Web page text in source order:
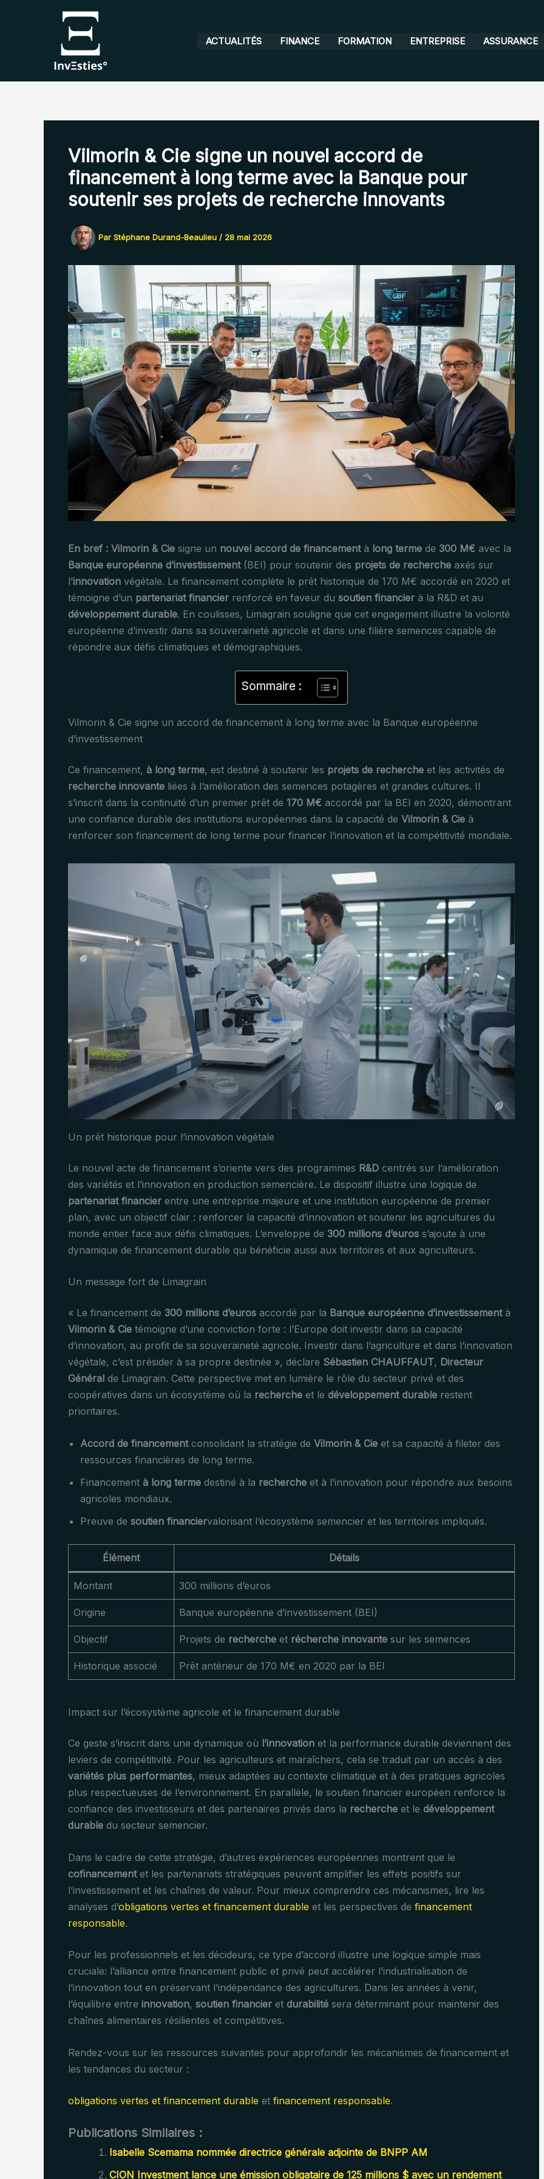
ACTUALITÉS FINANCE FORMATION ENTREPRISE ASSURANCE
Vilmorin & Cie signe un nouvel accord de
financement à long terme avec la Banque pour
soutenir ses projets de recherche innovants
Par Stéphane Durand-Beaulieu / 28 mai 2026
En bref : Vilmorin & Cie signe un nouvel accord de financementà long terme de 300 M€ avec la
Banque européenne d’investissement(BEI) pour soutenir des projets de recherche axés sur
l’innovation végétale. Le financement complète le prêt historique de 170 M€ accordé en 2020 et
témoigne d’un partenariat financier renforcé en faveur du soutien financier à la R&D et au
développement durable. En coulisses, Limagrain souligne que cet engagement illustre la volonté
européenne d’investir dans sa souveraineté agricole et dans une filière semences capable de
répondre aux défis climatiques et démographiques.
Sommaire :
Vilmorin & Cie signe un accord de financement à long terme avec la Banque européenne
d’investissement
Ce financement, à long terme, est destiné à soutenir les projets de recherche et les activités de
recherche innovante liées à l’amélioration des semences potagères et grandes cultures. Il
s’inscrit dans la continuité d’un premier prêt de 170 M€ accordé par la BEI en 2020, démontrant
une confiance durable des institutions européennes dans la capacité de Vilmorin & Cie à
renforcer son financement de long terme pour financer l’innovation et la compétitivité mondiale.
Un prêt historique pour l’innovation végétale
Le nouvel acte de financement s’oriente vers des programmes R&D centrés sur l’amélioration
des variétés et l’innovation en production semencière. Le dispositif illustre une logique de
partenariat financier entre une entreprise majeure et une institution européenne de premier
plan, avec un objectif clair : renforcer la capacité d’innovation et soutenir les agricultures du
monde entier face aux défis climatiques. L’enveloppe de 300 millions d’euros s’ajoute à une
dynamique de financement durable qui bénéficie aussi aux territoires et aux agriculteurs.
Un message fort de Limagrain
« Le financement de 300 millions d’euros accordé par la Banque européenne d’investissementà
Vilmorin & Cie témoigne d’une conviction forte : l’Europe doit investir dans sa capacité
d’innovation, au profit de sa souveraineté agricole. Investir dans l’agriculture et dans l’innovation
végétale, c’est présider à sa propre destinée », déclare Sébastien CHAUFFAUT, Directeur
Général de Limagrain. Cette perspective met en lumière le rôle du secteur privé et des
coopératives dans un écosystème où la recherche et le développement durable restent
prioritaires.
Accord de financementconsolidant la stratégie de Vilmorin & Cie et sa capacité à fileter des
ressources financières de long terme.
Financement à long terme destiné à la recherche et à l’innovation pour répondre aux besoins
agricoles mondiaux.
Preuve de soutien financiervalorisant l’écosystème semencier et les territoires impliqués.
Élément Détails
Montant 300 millions d’euros
Origine Banque européenne d’investissement (BEI)
Objectif Projets de recherche et récherche innovante sur les semences
Historique associé Prêt antérieur de 170 M€ en 2020 par la BEI
Impact sur l’écosystème agricole et le financement durable
Ce geste s’inscrit dans une dynamique où l’innovation et la performance durable deviennent des
leviers de compétitivité. Pour les agriculteurs et maraîchers, cela se traduit par un accès à des
variétés plus performantes, mieux adaptées au contexte climatique et à des pratiques agricoles
plus respectueuses de l’environnement. En parallèle, le soutien financier européen renforce la
confiance des investisseurs et des partenaires privés dans la recherche et le développement
durable du secteur semencier.
Dans le cadre de cette stratégie, d’autres expériences européennes montrent que le
cofinancementet les partenariats stratégiques peuvent amplifier les effets positifs sur
l’investissement et les chaînes de valeur. Pour mieux comprendre ces mécanismes, lire les
analyses d’obligations vertes et financement durable et les perspectives de financement
responsable.
Pour les professionnels et les décideurs, ce type d’accord illustre une logique simple mais
cruciale: l’alliance entre financement public et privé peut accélérer l’industrialisation de
l’innovation tout en préservant l’indépendance des agricultures. Dans les années à venir,
l’équilibre entre innovation, soutien financier et durabilité sera déterminant pour maintenir des
chaînes alimentaires résilientes et compétitives.
Rendez-vous sur les ressources suivantes pour approfondir les mécanismes de financement et
les tendances du secteur :
obligations vertes et financement durable et financement responsable.
Publications Similaires :
Isabelle Scemama nommée directrice générale adjointe de BNPP AM
CION Investment lance une émission obligataire de 125 millions $ avec un rendement